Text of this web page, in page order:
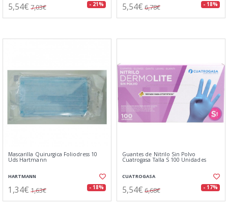
5,54€ 7,03€ - 21% 5,54€ 6,78€ - 18%
Mascarilla Quirurgica Foliodress 10
Uds Hartmann
HARTMANN
1,34€ 1,63€ - 18%
Guantes de Nitrilo Sin Polvo
Cuatrogasa Talla S 100 Unidades
CUATROGASA
5,54€ 6,68€ - 17%